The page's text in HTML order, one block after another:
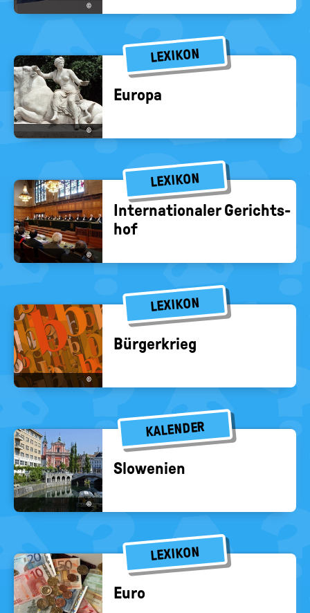
©
LEXIKON
©
Eu­ro­pa
LEXIKON
©
In­ter­na­tio­na­ler Ge­richts­
hof
LEXIKON
©
Bür­ger­krieg
KALENDER
©
Slo­we­ni­en
LEXIKON
Euro